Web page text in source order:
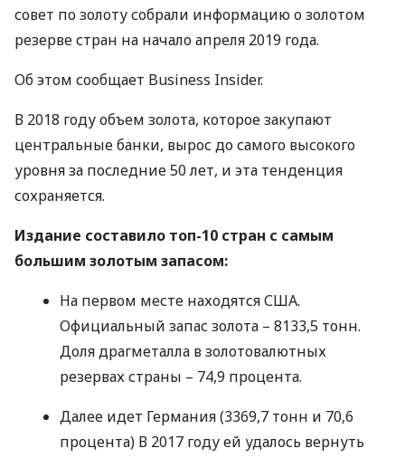
совет по золоту собрали информацию о золотом
резерве стран на начало апреля 2019 года.
Об этом сообщает Business Insider.
В 2018 году объем золота, которое закупают
центральные банки, вырос до самого высокого
уровня за последние 50 лет, и эта тенденция
сохраняется.
Издание составило топ-10 стран с самым
большим золотым запасом:
На первом месте находятсяСША.
Официальный запас золота – 8133,5 тонн.
Доля драгметалла в золотовалютных
резервах страны – 74,9 процента.
Далее идет Германия (3369,7 тонн и 70,6
процента) В 2017 году ей удалось вернуть